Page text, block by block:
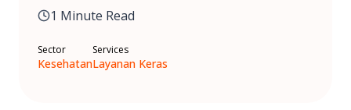
1 Minute Read
Sector
Kesehatan
Services
Layanan Keras